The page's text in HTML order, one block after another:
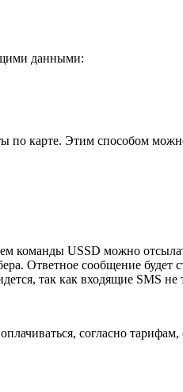
данными:
карте. Этим способом
команды USSD можно
Ответное сообщение
так как входящие SMS
согласно